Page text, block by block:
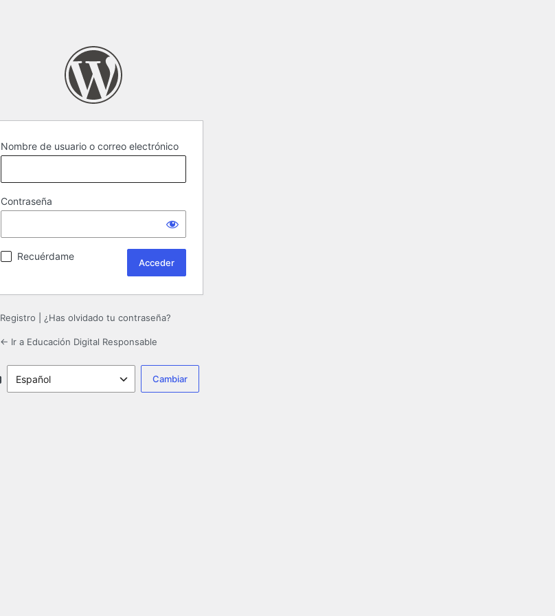
Nombre de usuario o correo electrónico
Contraseña
Recuérdame
Registro ¿Has olvidado tu contraseña?
← Ir a Educación Digital Responsable
Idioma